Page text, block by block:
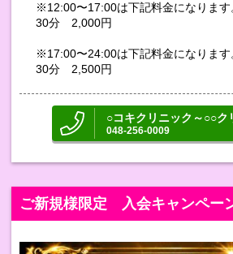
※12:00〜17:00は下記料金になります
30分 2,000円
※17:00〜24:00は下記料金になります
30分 2,500円
048-256-0009
ご新規様限定 入会キャンペー